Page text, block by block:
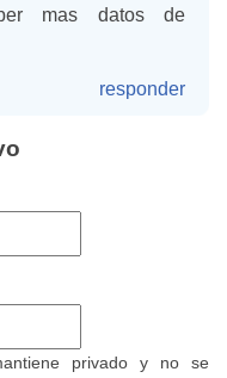
mas datos de
responder
privado y no se